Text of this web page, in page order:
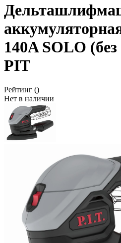
140A SOLO
PIT
Рейтинг ()
Нет в наличии